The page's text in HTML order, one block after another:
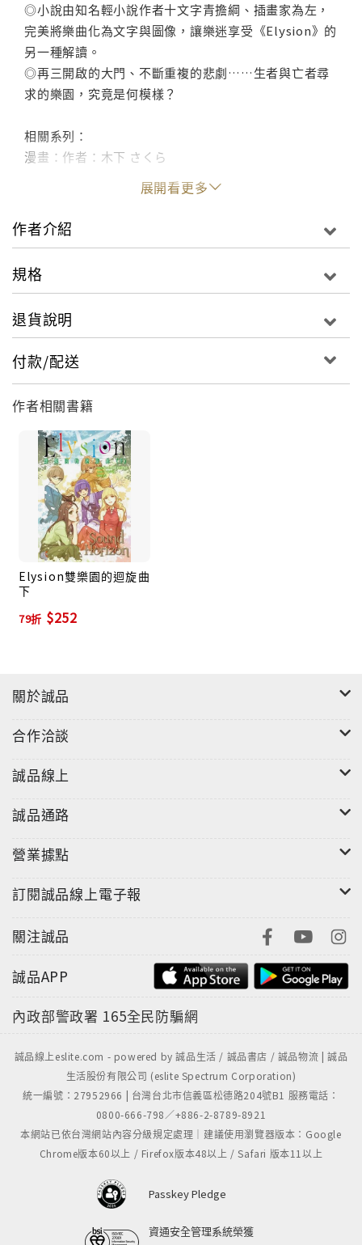
◎小說由知名輕小說作者十文字青擔綱、插畫家為左，
完美將樂曲化為文字與圖像，讓樂迷享受《Elysion》的
另一種解讀。
◎再三開啟的大門、不斷重複的悲劇……生者與亡者尋
求的樂園，究竟是何模樣？
相關系列：
漫畫：作者：木下 さくら
「她……就是我的艾莉絲嗎？」
傳說在冥府的另一頭，有著能夠讓靈魂安歇的場所，亦
即「樂園」。
遇。純潔的結界遭破壞，樂園的門扉開啟──
真摯情感編織出的謀略，招來無垢的詛咒。男子戴上面
靈魂，描繪的軌跡將綿延至何處？
樂園就在前方嗎？樂園真正的面貌又是何模樣？
率領無盡遊行隊伍的面具男，其眼中映出的瘋狂且愛恨
交織的世界，於焉呈現。
展開看更多
作者介紹
規格
退貨說明
付款/配送
作者相關書籍
Elysion雙樂園的迴旋曲
下
79折 $252
關於誠品
合作洽談
誠品線上
誠品通路
營業據點
訂閱誠品線上電子報
關注誠品
誠品APP
內政部警政署 165全民防騙網
誠品線上eslite.com - powered by 誠品生活 / 誠品書店 / 誠品物流 | 誠品
生活股份有限公司 (eslite Spectrum Corporation)
統一編號：27952966 | 台灣台北市信義區松德路204號B1 服務電話：
0800-666-798／+886-2-8789-8921
本網站已依台灣網站內容分級規定處理｜建議使用瀏覽器版本：Google
Chrome版本60以上 / Firefox版本48以上 / Safari 版本11以上
Passkey Pledge
資通安全管理系統榮獲